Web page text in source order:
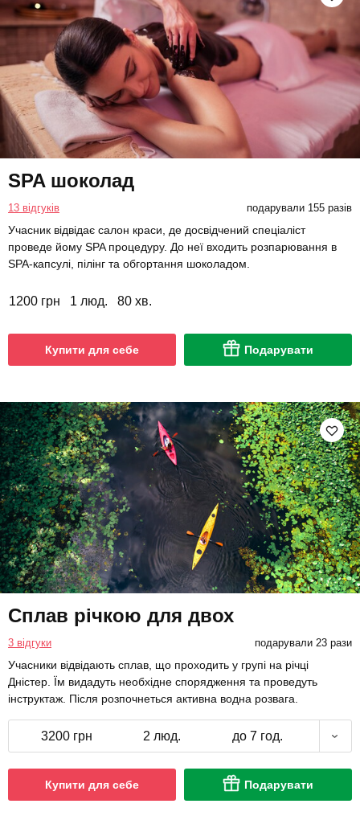
SPA шоколад
13 відгуків подарували 155 разів
Учасник відвідає салон краси, де досвідчений спеціаліст
проведе йому SPA процедуру. До неї входить розпарювання в
SPA-капсулі, пілінг та обгортання шоколадом.
1200 грн 1 люд. 80 хв.
Купити для себе Подарувати
Сплав річкою для двох
3 відгуки подарували 23 рази
Учасники відвідають сплав, що проходить у групі на річці
Дністер. Їм видадуть необхідне спорядження та проведуть
інструктаж. Після розпочнеться активна водна розвага.
3200 грн 2 люд. до 7 год.
Купити для себе Подарувати